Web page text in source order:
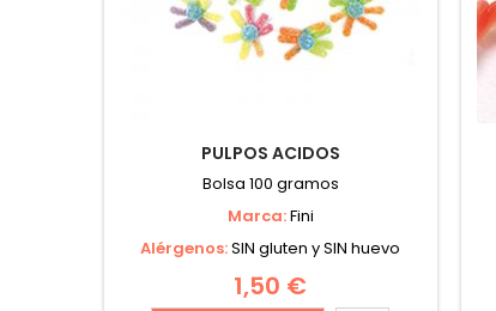
PULPOS ACIDOS
Bolsa 100 gramos
Marca:Fini
Alérgenos:SIN gluten y SIN huevo
1,50 €